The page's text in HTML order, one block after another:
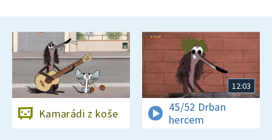
Kamarádi z koše
12:03
45/52 Drban
hercem